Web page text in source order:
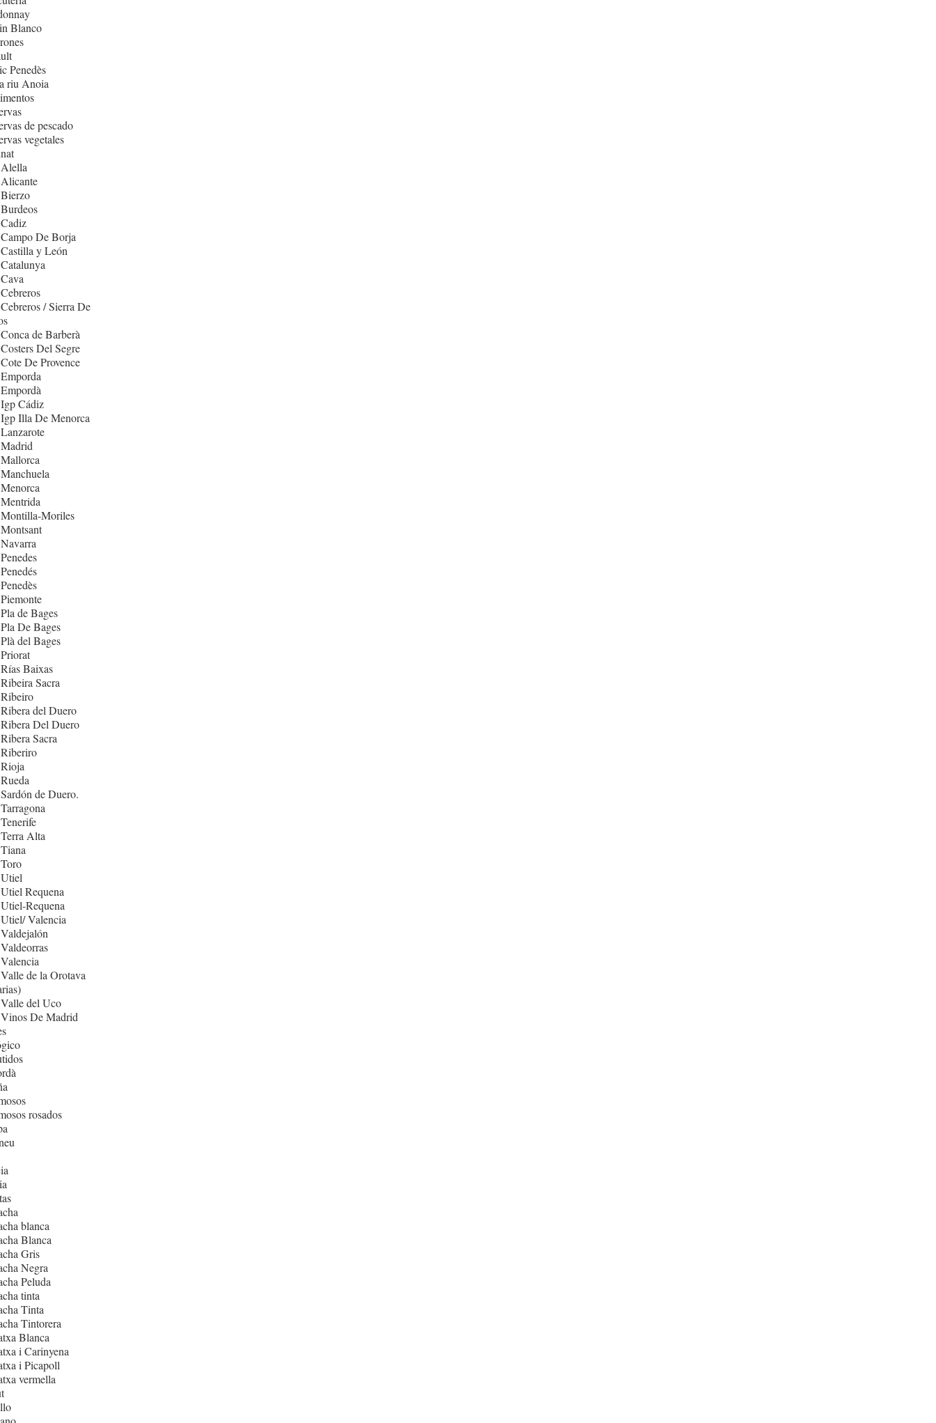
Blanco
Penedès
riu Anoia
de pescado
vegetales
De Borja
y León
/ Sierra De
de Barberà
Del Segre
De Provence
Cádiz
Illa De Menorca
Moriles
de Bages
De Bages
del Bages
Baixas
Sacra
del Duero
Del Duero
Sacra
de Duero.
Alta
Requena
Requena
Valencia
de la Orotava
del Uco
De Madrid
rosados
blanca
Blanca
Gris
Negra
Peluda
tinta
Tinta
Tintorera
Blanca
i Carinyena
i Picapoll
vermella